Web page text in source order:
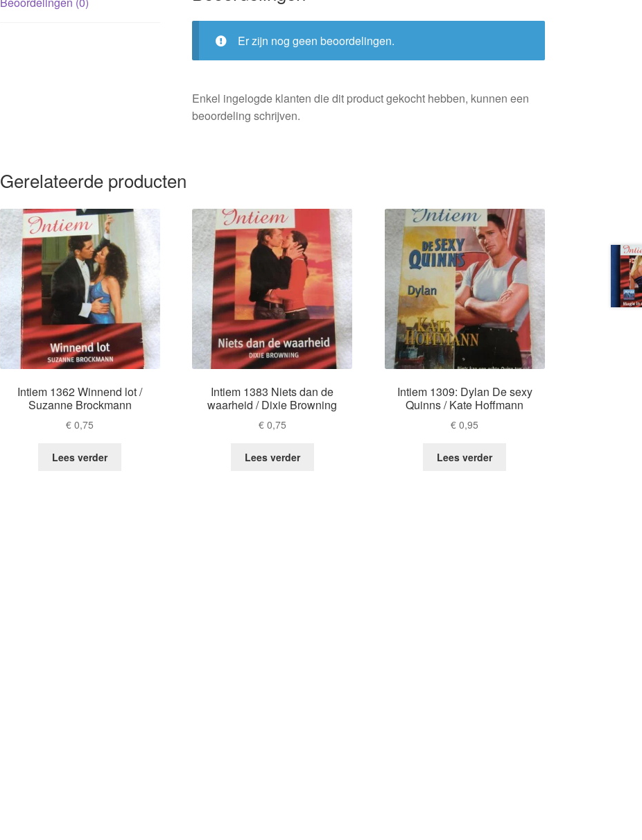
Er zijn nog geen beoordelingen.
Enkel ingelogde klanten die dit product gekocht hebben, kunnen een
beoordeling schrijven.
Gerelateerde producten
Intiem 1362 Winnend lot /
Suzanne Brockmann
€ 0,75
Lees verder
Intiem 1383 Niets dan de
waarheid / Dixie Browning
€0,75
Lees verder
Intiem 1309: Dylan De sexy
Quinns / Kate Hoffmann
€ 0,95
Lees verder